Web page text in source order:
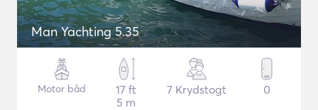
Man Yachting 5.35
Motor båd
17 ft
5 m
7 Krydstogt 0